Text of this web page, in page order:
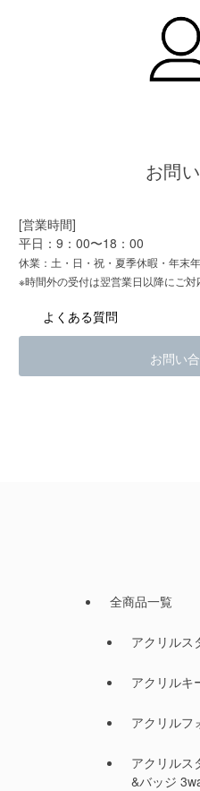
お問
[営業時間]
平日：9：00〜18：00
休業：土・日・祝・夏季休暇・年末年
※時間外の受付は翌営業日以降にご対
よくある質問
お問い
全商品一覧
アクリルス
アクリルキ
アクリルフ
アクリルス
&バッジ